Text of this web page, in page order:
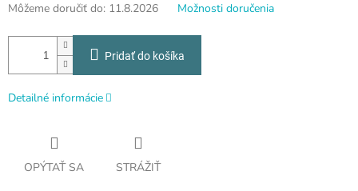
Môžeme doručiť do: 11.8.2026 Možnosti doručenia
Pridať do košíka
Detailné informácie
OPÝTAŤ SA STRÁŽIŤ